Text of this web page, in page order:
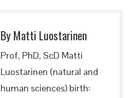
By Matti Luostarinen
Prof, PhD, ScD Matti
Luostarinen (natural and
human sciences) birth: